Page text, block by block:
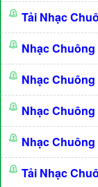
Tải Nhạc
Nhạc
Nhạc
Nhạc
Nhạc
Tải Nhạc